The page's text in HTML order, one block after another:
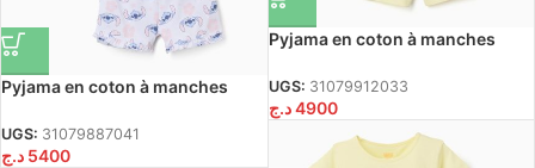
Pyjama en coton à manches
pour filles, jaune clair
UGS: 31079912033
4900 د.ج
Pyjama en coton à manches
filles, blanc
UGS: 31079887041
5400 د.ج